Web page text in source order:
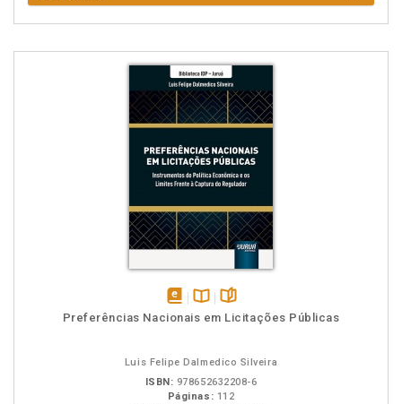
disponívelDisponível
páginas
Preferências Nacionais em Licitações Públicas
Luis Felipe Dalmedico Silveira
ISBN: 978652632208-6
Páginas: 112